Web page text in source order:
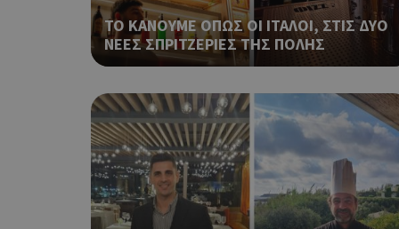
ΤΟ ΚΑΝΟΥΜΕ ΟΠΩΣ ΟΙ ΙΤΑΛΟΙ, ΣΤΙΣ ΔΥΟ
ΝΕΕΣ ΣΠΡΙΤΖΕΡΙΕΣ ΤΗΣ ΠΟΛΗΣ
__cf_bm